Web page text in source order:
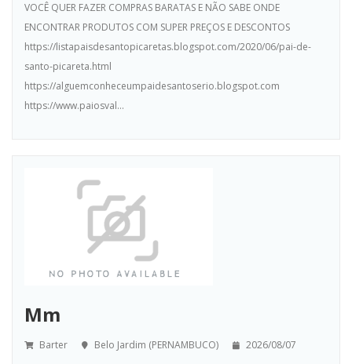
VOCÊ QUER FAZER COMPRAS BARATAS E NÃO SABE ONDE
ENCONTRAR PRODUTOS COM SUPER PREÇOS E DESCONTOS
https://listapaisdesantopicaretas.blogspot.com/2020/06/pai-de-
santo-picareta.html
https://alguemconheceumpaidesantoserio.blogspot.com
https://www.paiosval...
Mm
Barter Belo Jardim (PERNAMBUCO) 2026/08/07